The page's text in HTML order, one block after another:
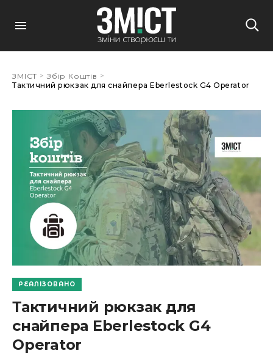
ЗМІСТ > Збір Коштів >
Тактичний рюкзак для снайпера Eberlestock G4 Operator
РЕАЛІЗОВАНО
Тактичний рюкзак для
снайпера Eberlestock G4
Operator
Анонімно
30 Липня, 07:43
Тарас